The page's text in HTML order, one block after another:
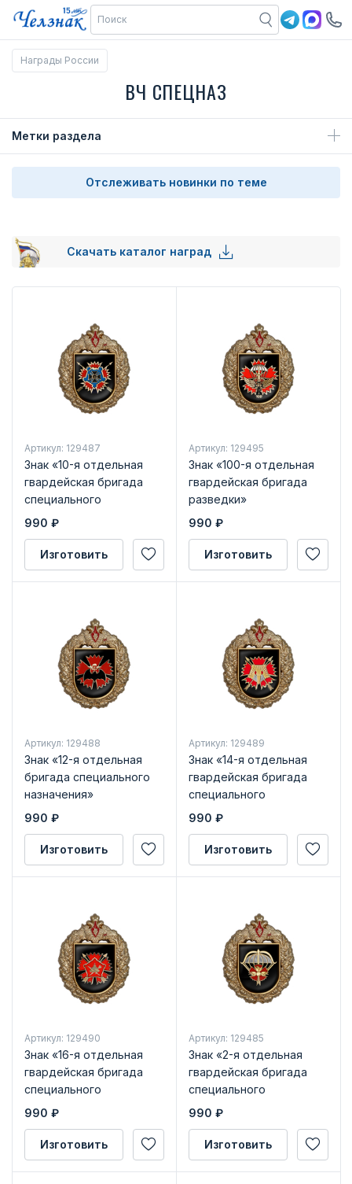
Награды России
ВЧ СПЕЦНАЗ
Метки раздела
Отслеживать новинки по теме
Скачать каталог наград
Артикул: 129487
Знак «10-я отдельная
гвардейская бригада
специального
назначения ГРУ»
990 ₽
Изготовить
Артикул: 129495
Знак «100-я отдельная
гвардейская бригада
разведки»
990 ₽
Изготовить
Артикул: 129488
Знак «12-я отдельная
бригада специального
назначения»
990 ₽
Изготовить
Артикул: 129489
Знак «14-я отдельная
гвардейская бригада
специального
назначения»
990 ₽
Изготовить
Артикул: 129490
Знак «16-я отдельная
гвардейская бригада
специального
назначения»
990 ₽
Изготовить
Артикул: 129485
Знак «2-я отдельная
гвардейская бригада
специального
назначения»
990 ₽
Изготовить